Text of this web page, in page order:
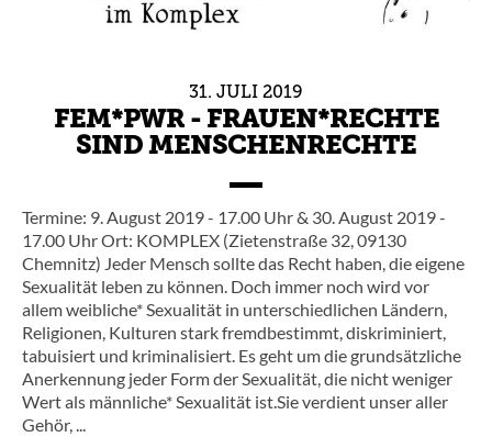
31. JULI 2019
FEM*PWR - FRAUEN*RECHTE
SIND MENSCHENRECHTE
Termine: 9. August 2019 - 17.00 Uhr & 30. August 2019 -
17.00 Uhr Ort: KOMPLEX (Zietenstraße 32, 09130
Chemnitz) Jeder Mensch sollte das Recht haben, die eigene
Sexualität leben zu können. Doch immer noch wird vor
allem weibliche* Sexualität in unterschiedlichen Ländern,
Religionen, Kulturen stark fremdbestimmt, diskriminiert,
tabuisiert und kriminalisiert. Es geht um die grundsätzliche
Anerkennung jeder Form der Sexualität, die nicht weniger
Wert als männliche* Sexualität ist.Sie verdient unser aller
Gehör, ...